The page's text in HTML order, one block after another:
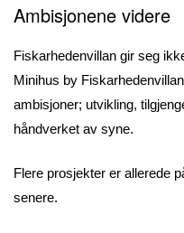
Ambisjonene videre
Fiskarhedenvillan gir seg
Minihus by
ambisjoner; utvikling,
håndverket av syne.
Flere prosjekter er allerede
senere.